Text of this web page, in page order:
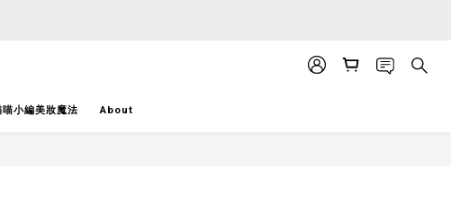
SFHK APP」推送。
喵小編美妝魔法 About